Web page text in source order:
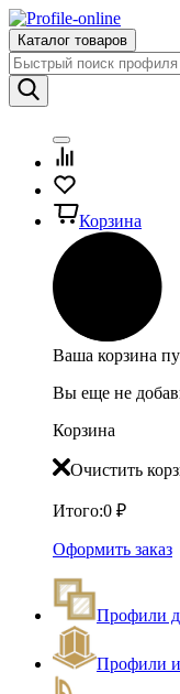
Каталог товаров
Корзина
Ваша корзина
Вы еще не
Корзина
Очистить
Итого:0 ₽
Оформить заказ
Профили
Профили и